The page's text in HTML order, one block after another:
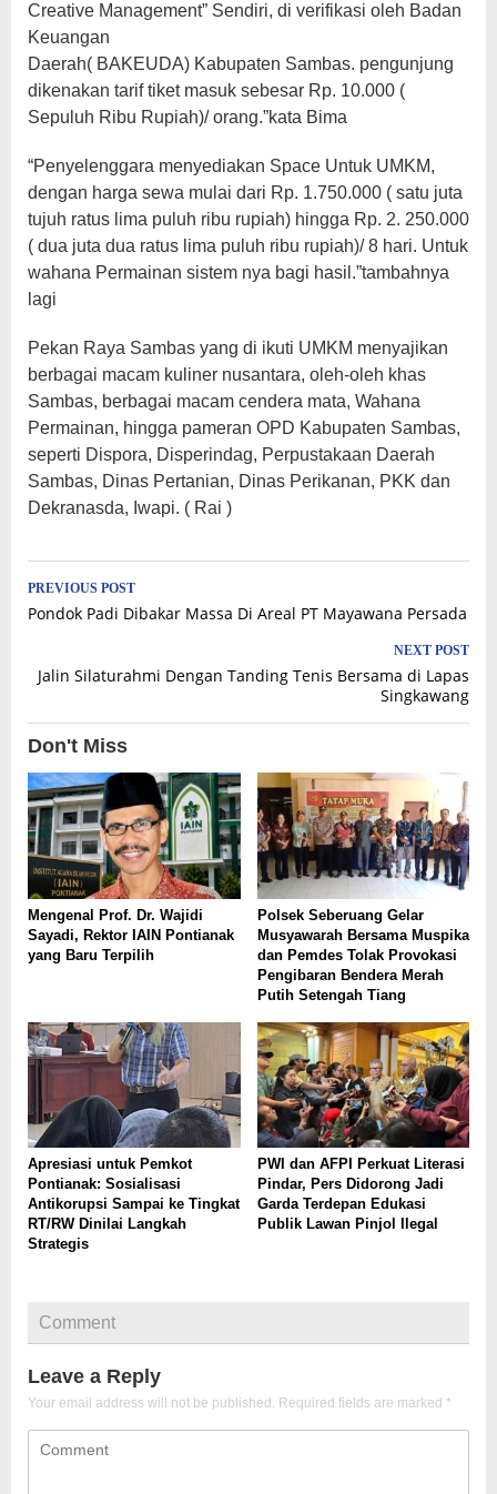
Creative Management” Sendiri, di verifikasi oleh Badan
Keuangan
Daerah( BAKEUDA) Kabupaten Sambas. pengunjung
dikenakan tarif tiket masuk sebesar Rp. 10.000 (
Sepuluh Ribu Rupiah)/ orang.”kata Bima
“Penyelenggara menyediakan Space Untuk UMKM,
dengan harga sewa mulai dari Rp. 1.750.000 ( satu juta
tujuh ratus lima puluh ribu rupiah) hingga Rp. 2. 250.000
( dua juta dua ratus lima puluh ribu rupiah)/ 8 hari. Untuk
wahana Permainan sistem nya bagi hasil.”tambahnya
lagi
Pekan Raya Sambas yang di ikuti UMKM menyajikan
berbagai macam kuliner nusantara, oleh-oleh khas
Sambas, berbagai macam cendera mata, Wahana
Permainan, hingga pameran OPD Kabupaten Sambas,
seperti Dispora, Disperindag, Perpustakaan Daerah
Sambas, Dinas Pertanian, Dinas Perikanan, PKK dan
Dekranasda, Iwapi. ( Rai )
Post
navigation
PREVIOUS POST
Pondok Padi Dibakar Massa Di Areal PT Mayawana Persada
NEXT POST
Jalin Silaturahmi Dengan Tanding Tenis Bersama di Lapas
Singkawang
Don't Miss
Mengenal Prof. Dr. Wajidi
Sayadi, Rektor IAIN Pontianak
yang Baru Terpilih
Polsek Seberuang Gelar
Musyawarah Bersama Muspika
dan Pemdes Tolak Provokasi
Pengibaran Bendera Merah
Putih Setengah Tiang
Apresiasi untuk Pemkot
Pontianak: Sosialisasi
Antikorupsi Sampai ke Tingkat
RT/RW Dinilai Langkah
Strategis
PWI dan AFPI Perkuat Literasi
Pindar, Pers Didorong Jadi
Garda Terdepan Edukasi
Publik Lawan Pinjol Ilegal
Comment
Leave a Reply
Your email address will not be published. Required fields are marked *